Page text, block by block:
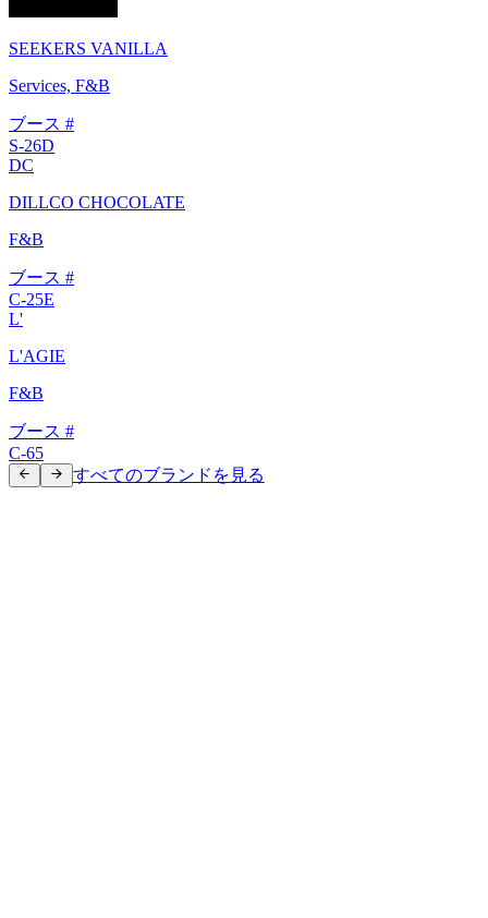
SEEKERS VANILLA
Services, F&B
ブース #
S-26D
DC
DILLCO CHOCOLATE
F&B
ブース #
C-25E
L'
L'AGIE
F&B
ブース #
C-65
すべてのブランドを見る